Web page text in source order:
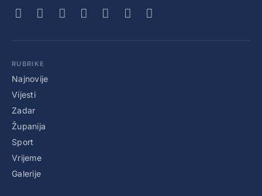
RUBRIKE
Najnovije
Vijesti
Zadar
Županija
Sport
Vrijeme
Galerije